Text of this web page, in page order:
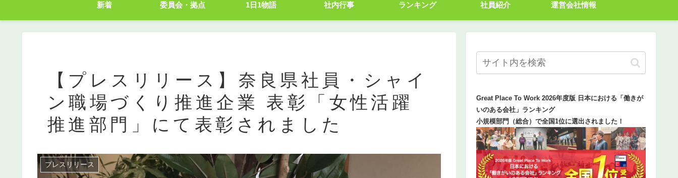
新着 委員会・拠点 1日1物語 社内行事 ランキング 社員紹介 運営会社情報
【プレスリリース】奈良県社員・シャイ
ン職場づくり推進企業 表彰「女性活躍
推進部門」にて表彰されました
プレスリリース
Great Place To Work 2026年度版 日本における「働きが
いのある会社」ランキング
小規模部門（総合）で全国1位に選出されました！